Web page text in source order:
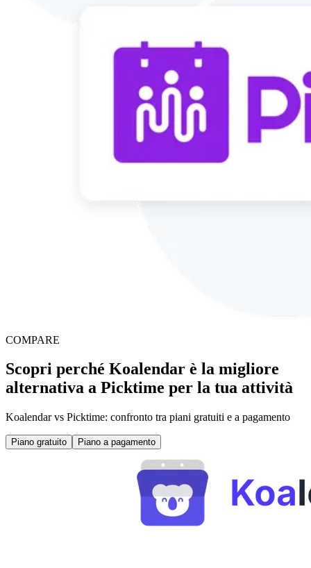
COMPARE
Scopri perché Koalendar è la migliore
alternativa a Picktime per la tua attività
Koalendar vs Picktime: confronto tra piani gratuiti e a pagamento
Piano gratuito Piano a pagamento